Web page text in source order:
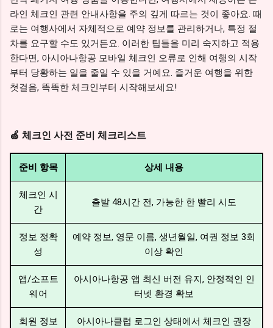
라인 체크인 관련 안내사항을 주의 깊게 따르는 것이 좋아요. 때
로는 여행사에서 자체적으로 예약 정보를 관리하거나, 특정 절
차를 요구할 수도 있거든요. 이러한 팁들을 미리 숙지하고 적용
한다면, 아시아나항공 모바일 체크인 오류로 인해 여행의 시작
부터 당황하는 일을 줄일 수 있을 거예요. 즐거운 여행을 위한
첫걸음, 똑똑한 체크인부터 시작해보세요!
🍏 체크인 사전 준비 체크리스트
준비 항목 상세 내용
체크인 시
간
출발 48시간 전, 가능한 한 빨리 시도
정보 정확
성
예약 정보, 영문 이름, 생년월일, 여권 정보 3회
이상 확인
앱/소프트
웨어
아시아나항공 앱 최신 버전 유지, 안정적인 인
터넷 환경 확보
회원 정보 아시아나클럽 로그인 상태에서 체크인 권장